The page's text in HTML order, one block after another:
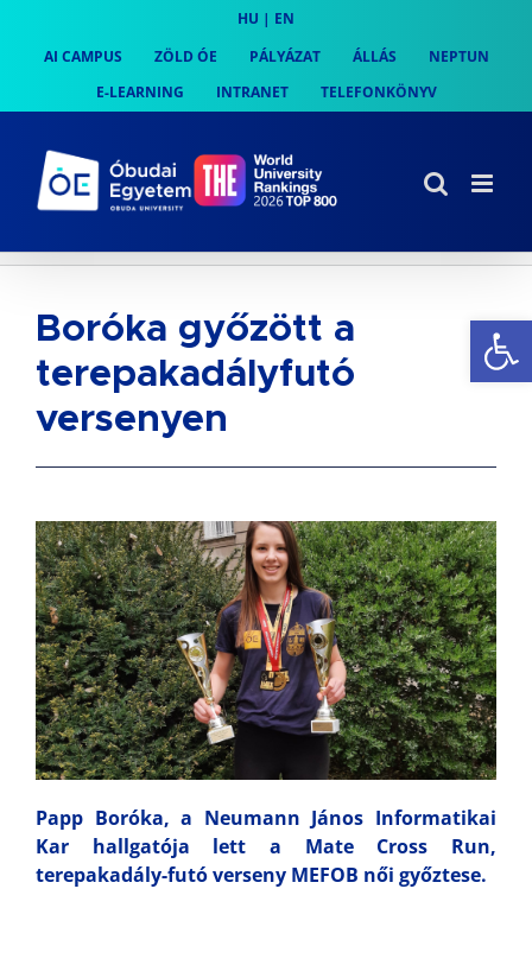
content
HU | EN
AI CAMPUS
ZÖLD ÓE PÁLYÁZAT ÁLLÁS
NEPTUN
E-LEARNING
INTRANET TELEFONKÖNYV
Boróka győzött a
terepakadályfutó
versenyen
Papp Boróka, a Neumann János Informatikai
Kar hallgatója lett a Mate Cross Run,
terepakadály-futó verseny MEFOB női győztese.